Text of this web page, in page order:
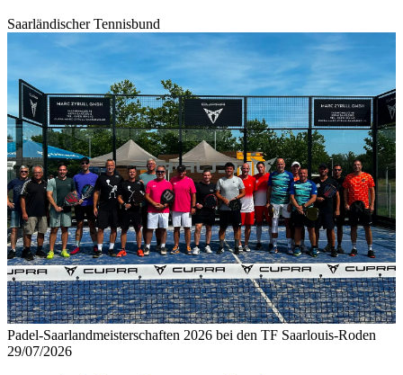
Saarländischer Tennisbund
Padel-Saarlandmeisterschaften 2026 bei den TF Saarlouis-Roden
29/07/2026